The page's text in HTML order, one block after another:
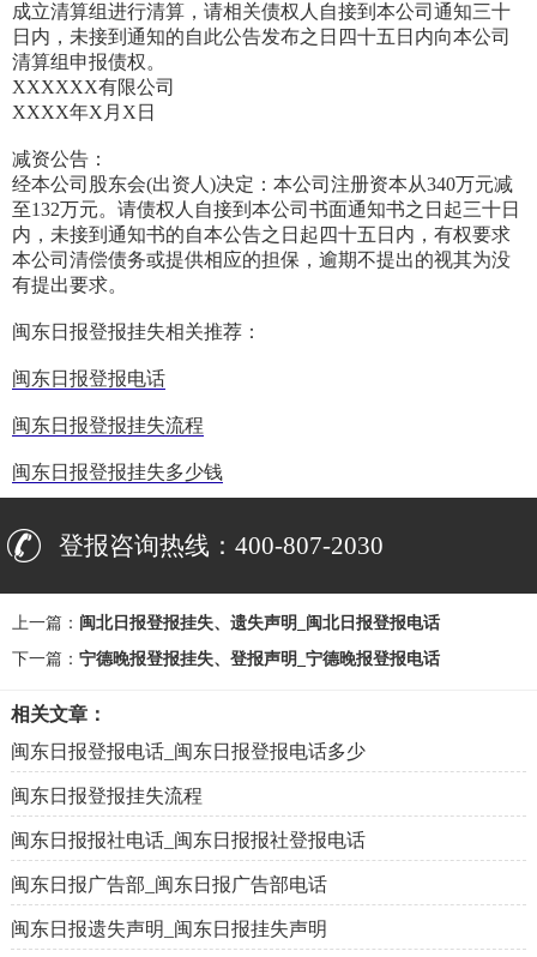
成立清算组进行清算，请相关债权人自接到本公司通知三十
日内，未接到通知的自此公告发布之日四十五日内向本公司
清算组申报债权。
XXXXXX有限公司
XXXX年X月X日
减资公告：
经本公司股东会(出资人)决定：本公司注册资本从340万元减
至132万元。请债权人自接到本公司书面通知书之日起三十日
内，未接到通知书的自本公告之日起四十五日内，有权要求
本公司清偿债务或提供相应的担保，逾期不提出的视其为没
有提出要求。
闽东日报登报挂失相关推荐：
闽东日报登报电话
闽东日报登报挂失流程
闽东日报登报挂失多少钱
登报咨询热线：400-807-2030
上一篇： 闽北日报登报挂失、遗失声明_闽北日报登报电话
下一篇： 宁德晚报登报挂失、登报声明_宁德晚报登报电话
相关文章：
闽东日报登报电话_闽东日报登报电话多少
闽东日报登报挂失流程
闽东日报报社电话_闽东日报报社登报电话
闽东日报广告部_闽东日报广告部电话
闽东日报遗失声明_闽东日报挂失声明